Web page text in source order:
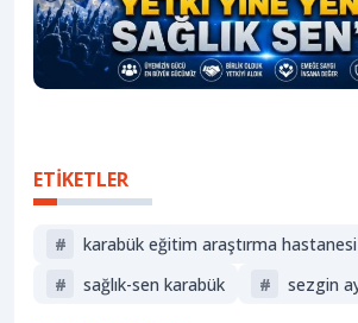
ETİKETLER
#
karabük eğitim araştırma hastanesi
#
sağlık-sen karabük # sezgin